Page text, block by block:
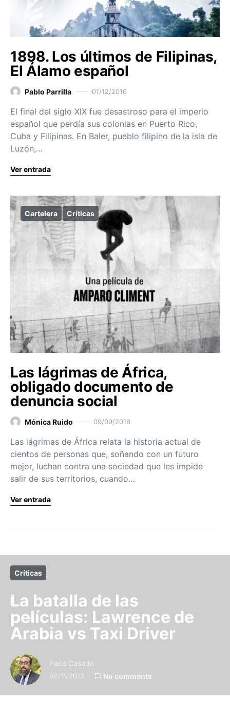
1898. Los últimos de Filipinas,
El Álamo español
Pablo Parrilla 01/12/2016
El final del siglo XIX fue desastroso para el imperio
español que perdía sus colonias en Puerto Rico,
Cuba y Filipinas. En Baler, pueblo filipino de la isla de
Luzón,…
Ver entrada
Cartelera Críticas
Las lágrimas de África,
obligado documento de
denuncia social
Mónica Ruido 09/09/2016
Las lágrimas de África relata la historia actual de
cientos de personas que, soñando con un futuro
mejor, luchan contra una sociedad que les impide
salir de sus territorios, cuando…
Ver entrada
Críticas
La batalla de las
películas: Lawrence de
Arabia vs Taxi Driver
Paco Casado
02/11/2013 No comments